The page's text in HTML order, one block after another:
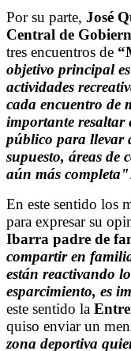
Por su parte, José
Central de
tres encuentros de
objetivo principal
actividades
cada encuentro de
importante resaltar
público para llevar
supuesto, áreas de
aún más completa"
En este sentido los
para expresar su
Ibarra padre de
compartir en
están reactivando
esparcimiento, es
este sentido la
quiso enviar un
zona deportiva